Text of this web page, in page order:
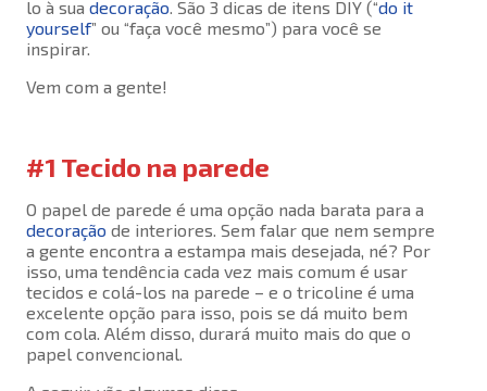
lo à sua decoração. São 3 dicas de itens DIY (“do it
yourself” ou “faça você mesmo”) para você se
inspirar.
Vem com a gente!
#1 Tecido na parede
O papel de parede é uma opção nada barata para a
decoração de interiores. Sem falar que nem sempre
a gente encontra a estampa mais desejada, né? Por
isso, uma tendência cada vez mais comum é usar
tecidos e colá-los na parede – e o tricoline é uma
excelente opção para isso, pois se dá muito bem
com cola. Além disso, durará muito mais do que o
papel convencional.